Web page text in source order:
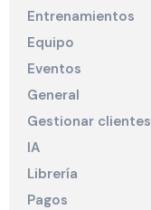
Entrenamientos
Equipo
Eventos
General
Gestionar clientes
IA
Librería
Pagos